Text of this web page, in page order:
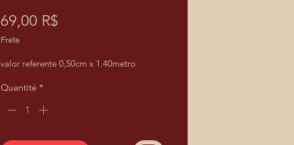
69,00 R$
Frete
valor referente 0,50cm x 1.40metro
Quantité *